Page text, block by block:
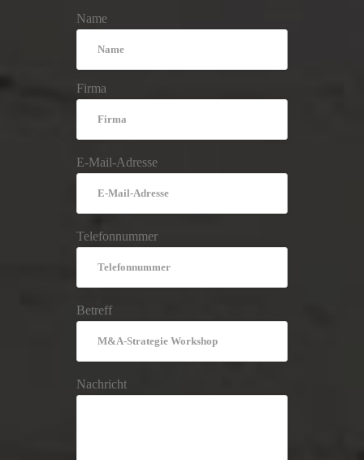
Name
Firma
E-Mail-Adresse
Telefonnummer
Betreff
Nachricht